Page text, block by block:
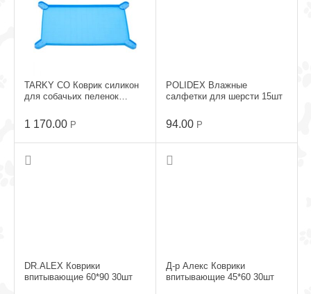
TARKY CO Коврик силикон
для собачьих пеленок
1 170.00 Р
POLIDEX Влажные
салфетки для шерсти 15шт
94.00 Р
DR.ALEX Коврики
впитывающие 60*90 30шт
Д-р Алекс Коврики
впитывающие 45*60 30шт